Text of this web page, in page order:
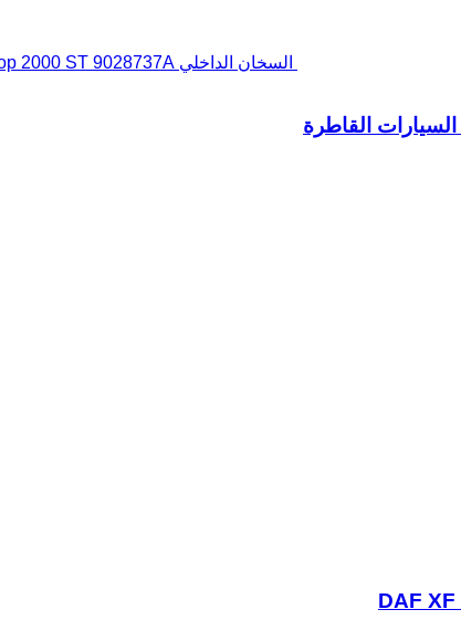
السخان الداخلي Volvo Air Top 2000 ST 9028737A لـ السيارات القاطرة